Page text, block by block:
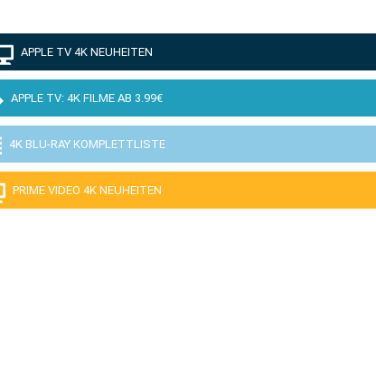
APPLE TV 4K NEUHEITEN
APPLE TV: 4K FILME AB 3.99€
4K BLU-RAY KOMPLETTLISTE
PRIME VIDEO 4K NEUHEITEN